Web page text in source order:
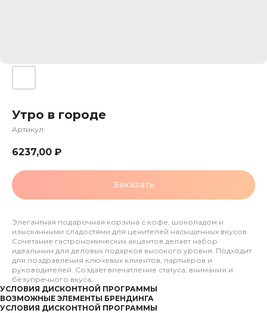
Утро в городе
Артикул:
6237,00 ₽
Заказать
Элегантная подарочная корзина с кофе, шоколадом и
изысканными сладостями для ценителей насыщенных вкусов.
Сочетание гастрономических акцентов делает набор
идеальным для деловых подарков высокого уровня. Подходит
для поздравления ключевых клиентов, партнёров и
руководителей. Создаёт впечатление статуса, внимания и
безупречного вкуса.
УСЛОВИЯ ДИСКОНТНОЙ ПРОГРАММЫ
ВОЗМОЖНЫЕ ЭЛЕМЕНТЫ БРЕНДИНГА
УСЛОВИЯ ДИСКОНТНОЙ ПРОГРАММЫ